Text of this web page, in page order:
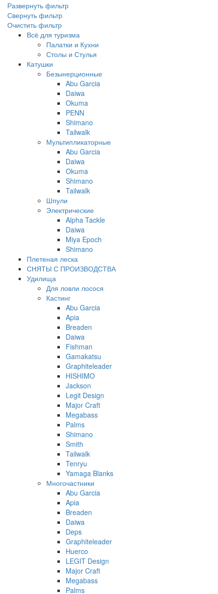
Развернуть фильтр
Свернуть фильтр
Очистить фильтр
Всё для туризма
Палатки и Кухни
Столы и Стулья
Катушки
Безынерционные
Abu Garcia
Daiwa
Okuma
PENN
Shimano
Tailwalk
Мультипликаторные
Abu Garcia
Daiwa
Okuma
Shimano
Tailwalk
Шпули
Электрические
Alpha Tackle
Daiwa
Miya Epoch
Shimano
Плетеная леска
СНЯТЫ С ПРОИЗВОДСТВА
Удилища
Для ловли лосося
Кастинг
Abu Garcia
Apia
Breaden
Daiwa
Fishman
Gamakatsu
Graphiteleader
HISHIMO
Jackson
Legit Design
Major Craft
Megabass
Palms
Shimano
Smith
Tailwalk
Tenryu
Yamaga Blanks
Многочастники
Abu Garcia
Apia
Breaden
Daiwa
Deps
Graphiteleader
Huerco
LEGIT Design
Major Craft
Megabass
Palms